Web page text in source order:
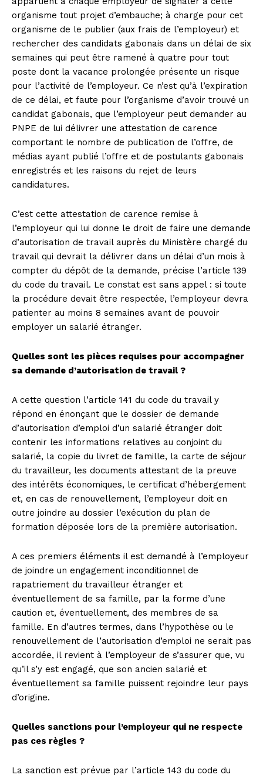
organisme tout projet d’embauche; à charge pour cet
organisme de le publier (aux frais de l’employeur) et
rechercher des candidats gabonais dans un délai de six
semaines qui peut être ramené à quatre pour tout
poste dont la vacance prolongée présente un risque
pour l’activité de l’employeur. Ce n’est qu’à l’expiration
de ce délai, et faute pour l’organisme d’avoir trouvé un
candidat gabonais, que l’employeur peut demander au
PNPE de lui délivrer une attestation de carence
comportant le nombre de publication de l’offre, de
médias ayant publié l’offre et de postulants gabonais
enregistrés et les raisons du rejet de leurs
candidatures.
C’est cette attestation de carence remise à
l’employeur qui lui donne le droit de faire une demande
d’autorisation de travail auprès du Ministère chargé du
travail qui devrait la délivrer dans un délai d’un mois à
compter du dépôt de la demande, précise l’article 139
du code du travail. Le constat est sans appel : si toute
la procédure devait être respectée, l’employeur devra
patienter au moins 8 semaines avant de pouvoir
employer un salarié étranger.
Quelles sont les pièces requises pour accompagner
sa demande d’autorisation de travail ?
A cette question l’article 141 du code du travail y
répond en énonçant que le dossier de demande
d’autorisation d’emploi d’un salarié étranger doit
contenir les informations relatives au conjoint du
salarié, la copie du livret de famille, la carte de séjour
du travailleur, les documents attestant de la preuve
des intérêts économiques, le certificat d’hébergement
et, en cas de renouvellement, l’employeur doit en
outre joindre au dossier l’exécution du plan de
formation déposée lors de la première autorisation.
A ces premiers éléments il est demandé à l’employeur
de joindre un engagement inconditionnel de
rapatriement du travailleur étranger et
éventuellement de sa famille, par la forme d’une
caution et, éventuellement, des membres de sa
famille. En d’autres termes, dans l’hypothèse ou le
renouvellement de l’autorisation d’emploi ne serait pas
accordée, il revient à l’employeur de s’assurer que, vu
qu’il s’y est engagé, que son ancien salarié et
éventuellement sa famille puissent rejoindre leur pays
d’origine.
Quelles sanctions pour l’employeur qui ne respecte
pas ces règles ?
La sanction est prévue par l’article 143 du code du